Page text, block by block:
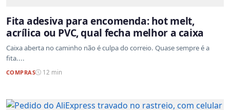
Fita adesiva para encomenda: hot melt,
acrílica ou PVC, qual fecha melhor a caixa
Caixa aberta no caminho não é culpa do correio. Quase sempre é a
fita....
COMPRAS 12 min